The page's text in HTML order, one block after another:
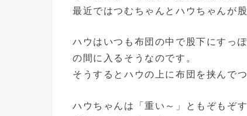
最近ではつむちゃんとハウちゃんが
ハウはいつも布団の中で股下にすっ
の間に入るそうなのです。
そうするとハウの上に布団を挟んで
ハウちゃんは「重い～」ともぞもぞ